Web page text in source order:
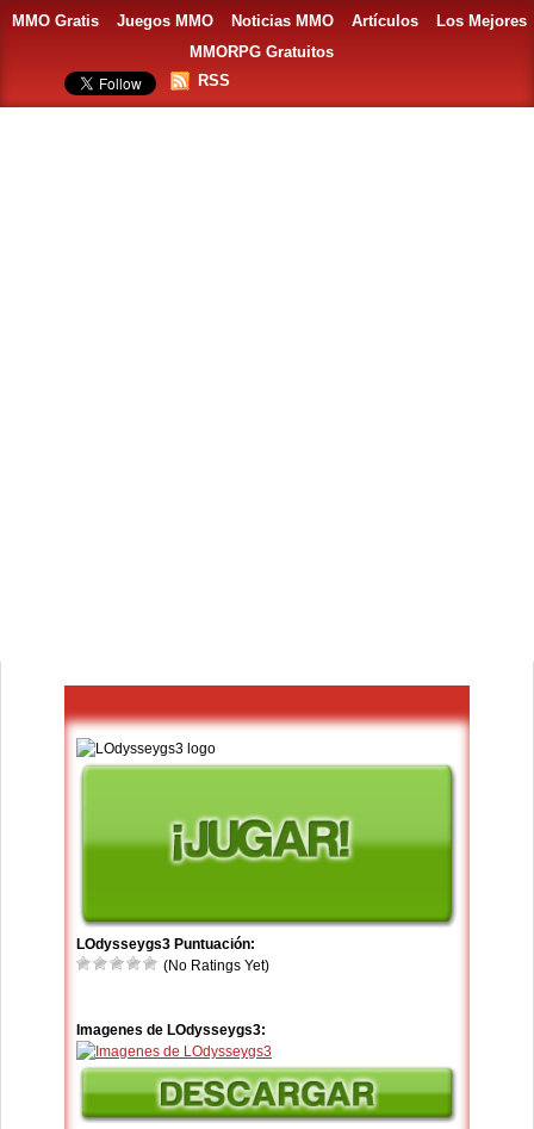
MMO Gratis Juegos MMO Noticias MMO Artículos
Los Mejores
MMORPG Gratuitos
RSS
LOdysseygs3 Puntuación:
(No Ratings Yet)
Imagenes de LOdysseygs3: